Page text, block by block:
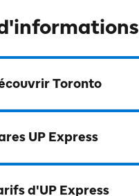
Toronto
UP Express
d'UP Express